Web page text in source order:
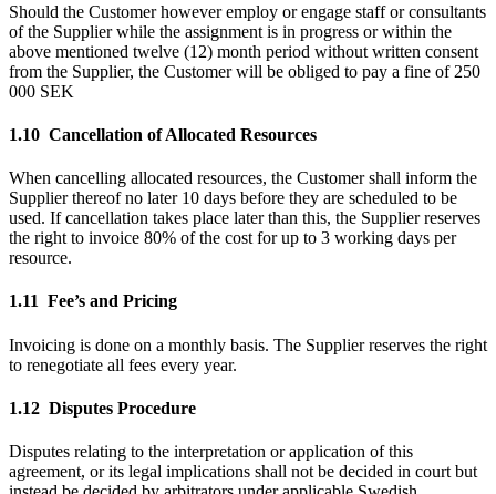
Should the Customer however employ or engage staff or consultants
of the Supplier while the assignment is in progress or within the
above mentioned twelve (12) month period without written consent
from the Supplier, the Customer will be obliged to pay a fine of 250
000 SEK
1.10 Cancellation of Allocated Resources
When cancelling allocated resources, the Customer shall inform the
Supplier thereof no later 10 days before they are scheduled to be
used. If cancellation takes place later than this, the Supplier reserves
the right to invoice 80% of the cost for up to 3 working days per
resource.
1.11 Fee’s and Pricing
Invoicing is done on a monthly basis. The Supplier reserves the right
to renegotiate all fees every year.
1.12 Disputes Procedure
Disputes relating to the interpretation or application of this
agreement, or its legal implications shall not be decided in court but